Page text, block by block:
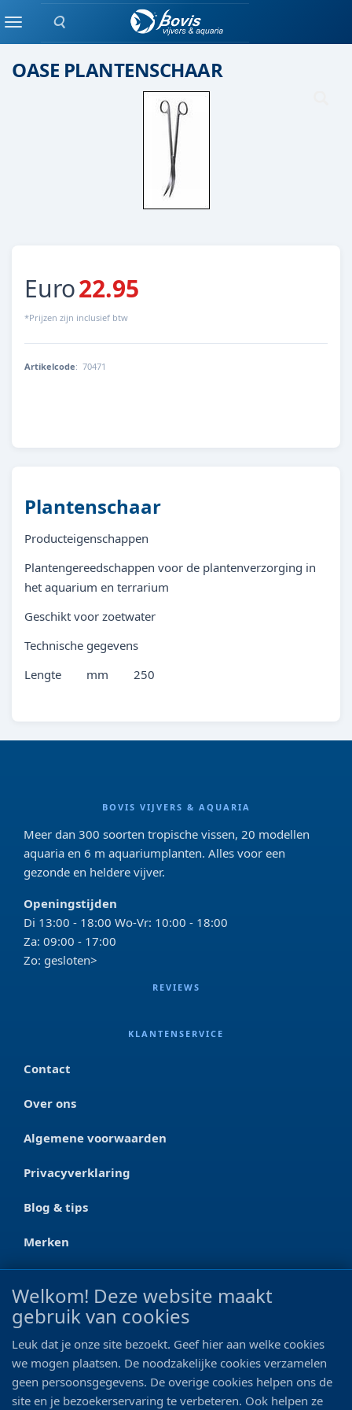
Zoeken
MenuGEREEDSCHAP
OASE PLANTENSCHAAR
Euro22.95
*Prijzen zijn inclusief btw
Artikelcode: 70471
Plantenschaar
Producteigenschappen
Plantengereedschappen voor de plantenverzorging in
het aquarium en terrarium
Geschikt voor zoetwater
Technische gegevens
Lengte mm 250
BOVIS VIJVERS & AQUARIA
Meer dan 300 soorten tropische vissen, 20 modellen
aquaria en 6 m aquariumplanten. Alles voor een
gezonde en heldere vijver.
Openingstijden
Di 13:00 - 18:00 Wo-Vr: 10:00 - 18:00
Za: 09:00 - 17:00
Zo: gesloten>
REVIEWS
KLANTENSERVICE
Contact
Over ons
Algemene voorwaarden
Privacyverklaring
Blog & tips
Merken
CONTACT
Ootmarsumseweg 125a
0546 - 622 990
06 - 11 19 81 42
Welkom! Deze website maakt
gebruik van cookies
Leuk dat je onze site bezoekt. Geef hier aan welke cookies
we mogen plaatsen. De noodzakelijke cookies verzamelen
geen persoonsgegevens. De overige cookies helpen ons de
site en je bezoekerservaring te verbeteren. Ook helpen ze